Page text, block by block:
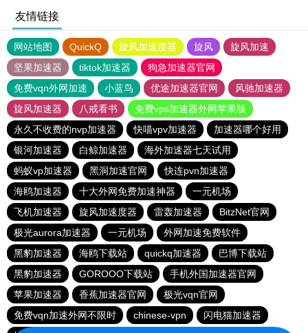
友情链接
网站地图 QuickQ 旋风加速度器 旋风
旋风加速
坚果加速器
tiktok加速器
狗急加速器官网
免费vqn外网加速
小蓝鸟 优途加速器官网
风驰加速器
旋风加速器
八戒看书
免费vps加速器外网苹果版
永久不收费的nvp加速器
快喵vpv加速器
加速器哪个好用
银河加速器
白鲸加速器
海外加速器七天试用
蚂蚁vp加速器
黑洞加速官网
快连pvn加速器
海鸥加速器
十大外网免费加速神器
一元机场
飞机加速器
旋风加速度器 雷轰加速器
BitzNet官网
极光aurora加速器
一元机场
外网加速免费软件
黑豹加速器
海鸥下载站 quickq加速器
巴博下载站
黑豹加速器
GOROOO下载站
手机外国加速器官网
苹果加速器
香蕉加速器官网
极光vqn官网
免费vqn加速外网不限时
chinese-vpn
闪电猫加速器